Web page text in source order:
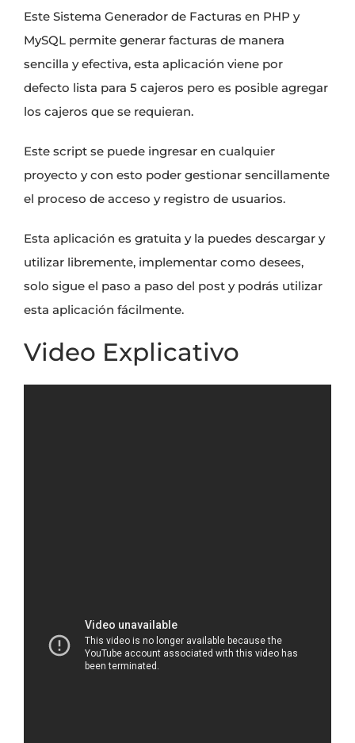
Este Sistema Generador de Facturas en PHP y
MySQL permite generar facturas de manera
sencilla y efectiva, esta aplicación viene por
defecto lista para 5 cajeros pero es posible agregar
los cajeros que se requieran.
Este script se puede ingresar en cualquier
proyecto y con esto poder gestionar sencillamente
el proceso de acceso y registro de usuarios.
Esta aplicación es gratuita y la puedes descargar y
utilizar libremente, implementar como desees,
solo sigue el paso a paso del post y podrás utilizar
esta aplicación fácilmente.
Video Explicativo